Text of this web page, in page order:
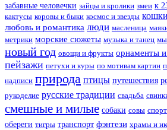
забавные человечки зайцы и кролики змеи к
кактусы коровы и быки космос и звезды
любовь и романтика люди масленица
метрики морские сюжеты музыка и танец
новый год овощи и фрукты орнаменты и
пейзажи петухи и куры по мотивам картин
надписи природа птицы путешествия
рукоделие русские традиции свадьба
смешные и милые собаки совы спорт
обереги тигры транспорт фэнтези храмы и